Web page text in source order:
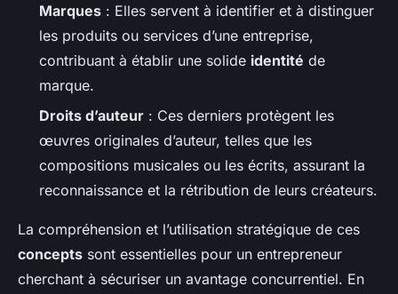
Marques : Elles servent à identifier et à distinguer
les produits ou services d’une entreprise,
contribuant à établir une solide identité de
marque.
Droits d’auteur : Ces derniers protègent les
œuvres originales d’auteur, telles que les
compositions musicales ou les écrits, assurant la
reconnaissance et la rétribution de leurs créateurs.
La compréhension et l’utilisation stratégique de ces
concepts sont essentielles pour un entrepreneur
cherchant à sécuriser un avantage concurrentiel. En